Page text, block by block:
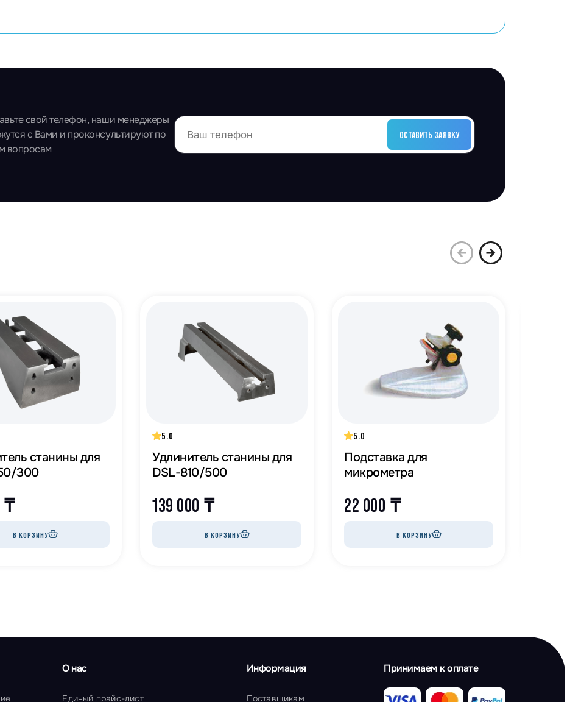
свой телефон, наши менеджеры
с Вами и проконсультируют по
вопросам
ОСТАВИТЬ ЗАЯВКУ
станины для
300
₸
В КОРЗИНУ
5.0
Удлинитель станины для
DSL-810/500
139 000 ₸
В КОРЗИНУ
5.0
Подставка для
микрометра
22 000 ₸
В КОРЗИНУ
О нас
Единый прайс-лист
Информация
Поставщикам
Принимаем к оплате